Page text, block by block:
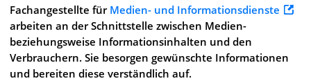
Fachangestellte für Medien- und Informationsdienste
arbeiten an der Schnittstelle zwischen Medien-
beziehungsweise Informationsinhalten und den
Verbrauchern. Sie besorgen gewünschte Informationen
und bereiten diese verständlich auf.